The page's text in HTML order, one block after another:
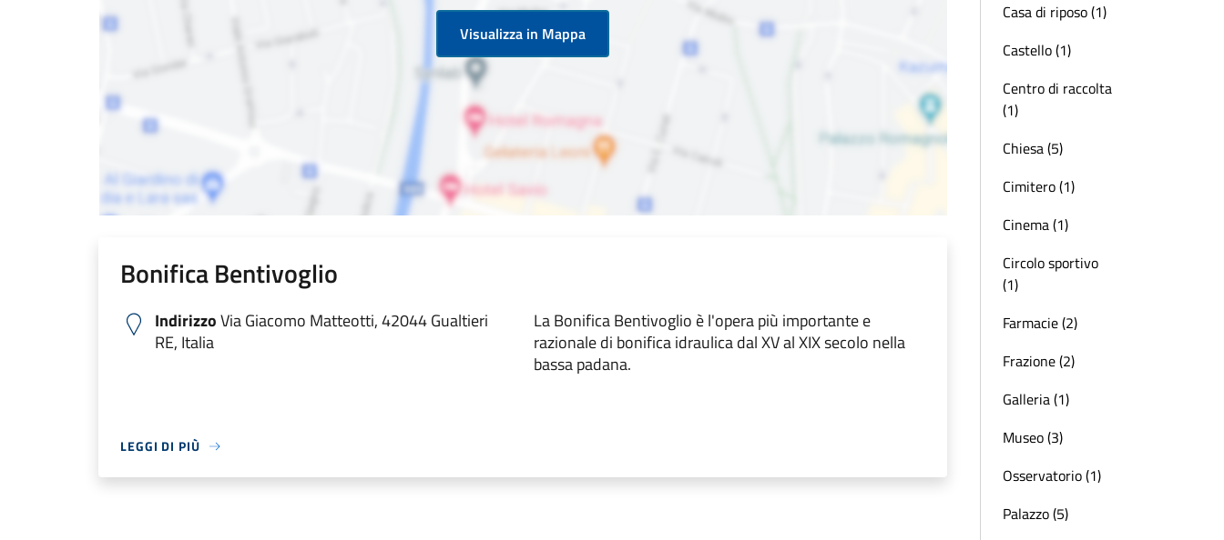
Visualizza in Mappa
Bonifica Bentivoglio
IndirizzoVia Giacomo Matteotti, 42044 Gualtieri
RE, Italia
La Bonifica Bentivoglio è l'opera più importante e
razionale di bonifica idraulica dal XV al XIX secolo nella
bassa padana.
LEGGI DI PIÙ
Casa di riposo (1)
Castello (1)
Centro di raccolta
(1)
Chiesa (5)
Cimitero (1)
Cinema (1)
Circolo sportivo
(1)
Farmacie (2)
Frazione (2)
Galleria (1)
Museo (3)
Osservatorio (1)
Palazzo (5)